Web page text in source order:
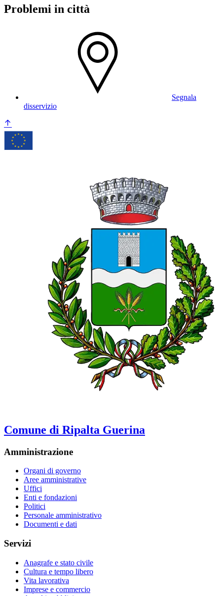
Problemi in città
Segnala
disservizio
Comune di Ripalta Guerina
Amministrazione
Organi di governo
Aree amministrative
Uffici
Enti e fondazioni
Politici
Personale amministrativo
Documenti e dati
Servizi
Anagrafe e stato civile
Cultura e tempo libero
Vita lavorativa
Imprese e commercio